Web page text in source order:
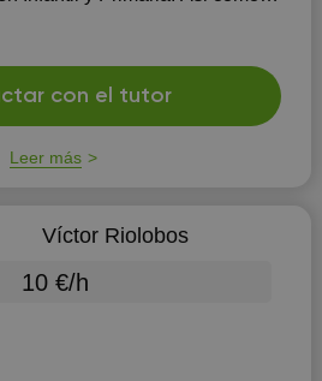
Co...
con el tutor
Leer más
Víctor Riolobos
10 €/h